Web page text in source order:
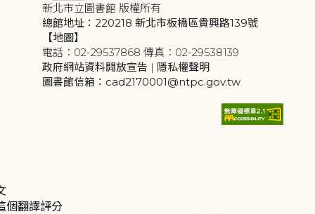
新北市立圖書館 版權所有
總館地址：220218 新北市板橋區貴興路139號
【地圖】
電話：02-29537868 傳真：02-29538139
政府網站資料開放宣告 | 隱私權聲明
圖書館信箱：cad2170001@ntpc.gov.tw
個翻譯評分